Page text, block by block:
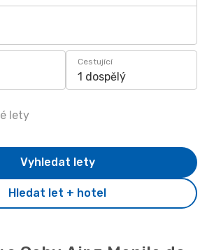
Cestující
1 dospělý
lety
Hledat let + hotel
Vyhledat lety